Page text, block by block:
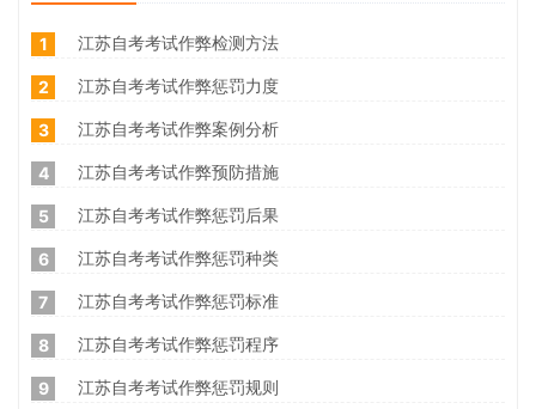
1 江苏自考考试作弊检测方法
2 江苏自考考试作弊惩罚力度
3 江苏自考考试作弊案例分析
4 江苏自考考试作弊预防措施
5 江苏自考考试作弊惩罚后果
6 江苏自考考试作弊惩罚种类
7 江苏自考考试作弊惩罚标准
8 江苏自考考试作弊惩罚程序
9 江苏自考考试作弊惩罚规则